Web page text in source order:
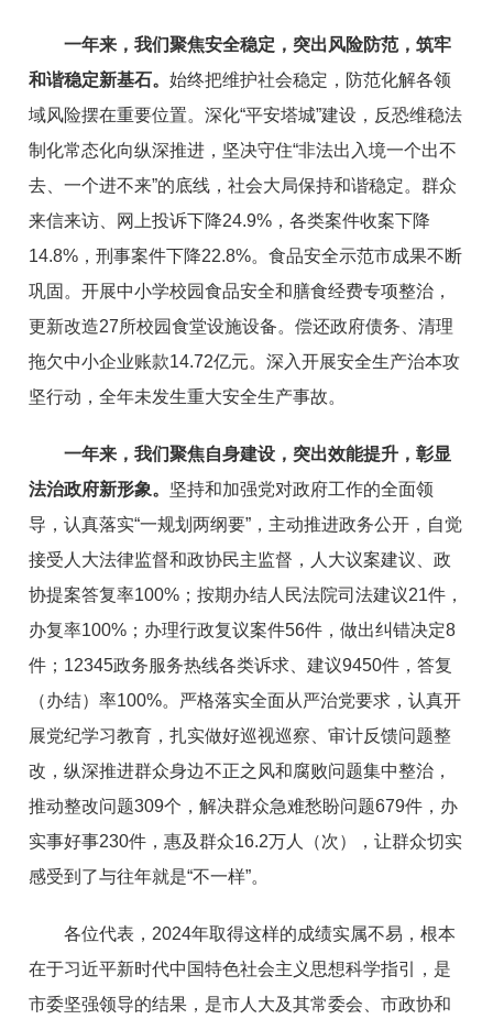
一年来，我们聚焦安全稳定，突出风险防范，筑牢
和谐稳定新基石。始终把维护社会稳定，防范化解各领
域风险摆在重要位置。深化“平安塔城”建设，反恐维稳法
制化常态化向纵深推进， 坚决守住“非法出入境一个出不
去、一个进不来”的底线，社会大局保持和谐稳定。群众
来信来访 网上投诉下降24.9% ，各类案件收案下降
14.8%，刑事案件下降22.8%。食品安全示范市成果不断
巩固 。开展中小学校园食品安全和膳食经费专项整治，
更新改造27所校园食堂设施设备。偿还政府债务、清理
拖欠中小企业账款14.72亿元。深入开展安全生产治本攻
坚行动，全年未发生重大安全生产事故。
一年来，我们聚焦自身建设，突出效能提升，彰显
法治政府新形象。 坚持和加强党对政府工作的全面领
导，认真落实“一规划两纲要” ， 主动推进政务公开 ， 自觉
接受人大法律监督和政协民主监督，人大议案建议、政
协提案答复率100% ；按期办结 人 民法院司法建议21件，
办复率100% ； 办理行政复议案件56件，做出纠错决定8
件 ； 12345政务服务热线各类诉求、建议9450件，答复
（办结）率100%。严格落实全面从严治党要求，认真开
展党纪学习教育，扎实做好巡视巡察 、审计反馈问题整
改，纵深推进群众身边不正之风和腐败问题集中整治，
推动整改问题309个 ，解决群众急难愁盼问题679件，办
实事好事230件，惠及群众16.2万人（次），让群众切实
感受到了与往年就是“不一样”。
各位代表，2024年取得这样的成绩实属不易，根本
在于习近平新时代中国特色社会主义思想科学指引，是
市委坚强领导的结果，是市人大及其常委会、市政协和